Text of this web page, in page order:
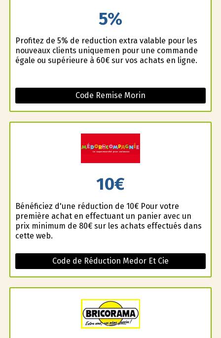
5%
Profitez de 5% de reduction extra valable pour les
nouveaux clients uniquemen pour une commande
égale ou supérieure à 60€ sur vos achats en ligne.
Code Remise Morin
10€
Bénéficiez d'une réduction de 10€ Pour votre
première achat en effectuant un panier avec un
prix minimum de 80€ sur les achats effectués dans
cette web.
Code de Réduction Medor Et Cie